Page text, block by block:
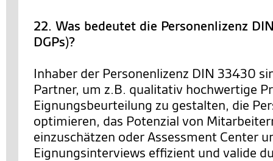
22. Was bedeutet die Personenlizenz
DGPs)?
Inhaber der Personenlizenz DIN 33430
Partner, um z.B. qualitativ hochwertige
Eignungsbeurteilung zu gestalten, die
optimieren, das Potenzial von
einzuschätzen oder Assessment Center
Eignungsinterviews effizient und valide